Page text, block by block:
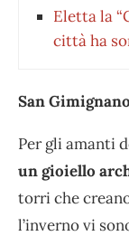
Eletta la
città ha
San Gimignano
Per gli amanti
un gioiello
torri che
l’inverno vi